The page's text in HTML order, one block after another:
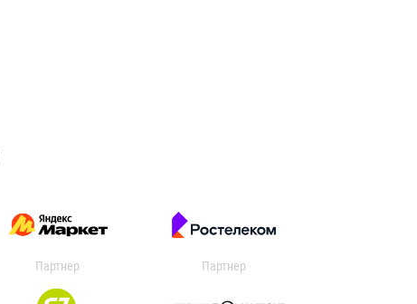
Партнер Партнер